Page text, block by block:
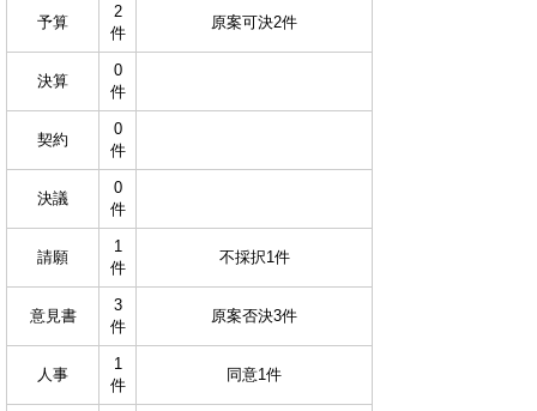
予算
2
件
原案可決2件
決算
0
件
契約
0
件
決議
0
件
請願
1
件
不採択1件
意見書
3
件
原案否決3件
人事
1
件
同意1件